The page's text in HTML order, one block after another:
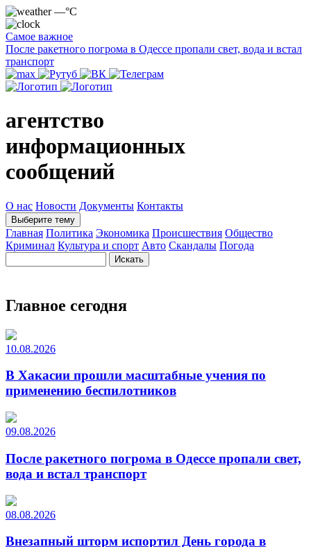
—°C
Самое важное
После ракетного погрома в Одессе пропали свет, вода и встал
транспорт
агентство
информационных
сообщений
О нас Новости Документы Контакты
Выберите тему
Главная Политика Экономика Происшествия Общество
Криминал Культура и спорт Авто Скандалы Погода
Главное сегодня
10.08.2026
В Хакасии прошли масштабные учения по
применению беспилотников
09.08.2026
После ракетного погрома в Одессе пропали свет,
вода и встал транспорт
08.08.2026
Внезапный шторм испортил День города в